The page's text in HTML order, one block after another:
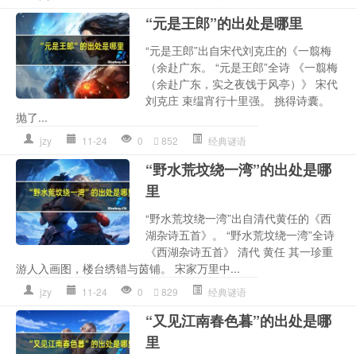
“元是王郎”的出处是哪里
“元是王郎”出自宋代刘克庄的《一翦梅
（余赴广东。 “元是王郎”全诗 《一翦梅
（余赴广东，实之夜饯于风亭）》 宋代
刘克庄 束缊宵行十里强。 挑得诗囊。
抛了...
jzy 11-24 0 852 经典谜语
“野水荒坟绕一湾”的出处是哪
里
“野水荒坟绕一湾”出自清代黄任的《西
湖杂诗五首》。 “野水荒坟绕一湾”全诗
《西湖杂诗五首》 清代 黄任 其一珍重
游人入画图，楼台绣错与茵铺。 宋家万里中...
jzy 11-24 0 829 经典谜语
“又见江南春色暮”的出处是哪
里